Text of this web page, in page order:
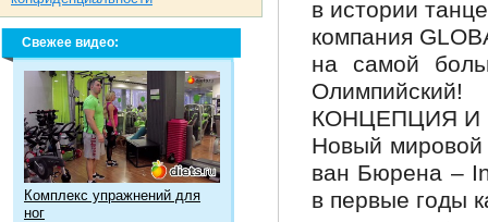
в истории
компания
на самой
Олимпийский!
КОНЦЕПЦИЯ И
Новый мировой
ван Бюрена –
в первые годы
Свежее видео:
Комплекс упражнений для
ног